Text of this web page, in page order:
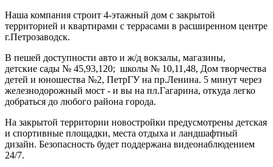
Наша компания строит 4-этажный дом с закрытой
территорией и квартирами с террасами в расширенном центре
г.Петрозаводск.
В пешей доступности авто и ж/д вокзалы, магазины,
детские сады № 45,93,120; школы № 10,11,48, Дом творчества
детей и юношества №2, ПетрГУ на пр.Ленина. 5 минут через
железнодорожный мост - и вы на пл.Гагарина, откуда легко
добраться до любого района города.
На закрытой территории новостройки предусмотрены детская
и спортивные площадки, места отдыха и ландшафтный
дизайн. Безопасность будет поддержана видеонаблюдением
24/7.